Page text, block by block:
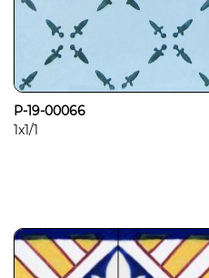
P-19-00066
1x1/1